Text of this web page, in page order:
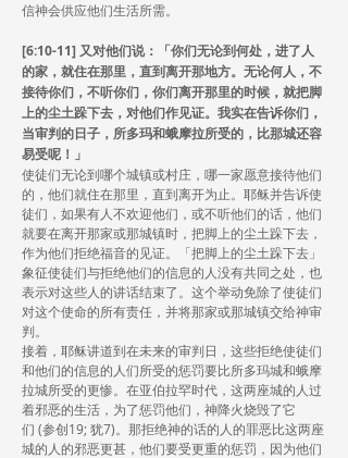
信神会供应他们生活所需。
[6:10-11] 又对他们说：「你们无论到何处，进了人
的家，就住在那里，直到离开那地方。无论何人，不
接待你们，不听你们，你们离开那里的时候，就把脚
上的尘土跺下去，对他们作见证。我实在告诉你们，
当审判的日子，所多玛和蛾摩拉所受的，比那城还容
易受呢！」
使徒们无论到哪个城镇或村庄，哪一家愿意接待他们
的，他们就住在那里，直到离开为止。耶稣并告诉使
徒们，如果有人不欢迎他们，或不听他们的话，他们
就要在离开那家或那城镇时，把脚上的尘土跺下去，
作为他们拒绝福音的见证。「把脚上的尘土跺下去」
象征使徒们与拒绝他们的信息的人没有共同之处，也
表示对这些人的讲话结束了。这个举动免除了使徒们
对这个使命的所有责任，并将那家或那城镇交给神审
判。
接着，耶稣讲道到在未来的审判日，这些拒绝使徒们
和他们的信息的人们所受的惩罚要比所多玛城和蛾摩
拉城所受的更惨。在亚伯拉罕时代，这两座城的人过
着邪恶的生活，为了惩罚他们，神降火烧毁了它
们 (参创19; 犹7)。那拒绝神的话的人的罪恶比这两座
城的人的邪恶更甚，他们要受更重的惩罚，因为他们